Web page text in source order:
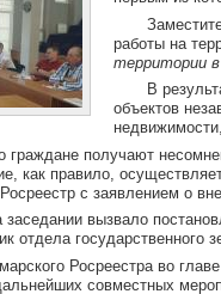
работы на
территории
В
объектов
получают
как правило,
с заявлением о
вызвало
отдела государственного
Росреестра во главе
совместных